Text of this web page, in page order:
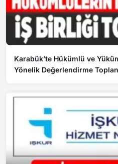
Karabük’te Hükümlü ve
Yönelik Değerlendirme